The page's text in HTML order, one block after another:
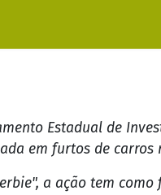
Estadual de
em furtos de
a ação tem